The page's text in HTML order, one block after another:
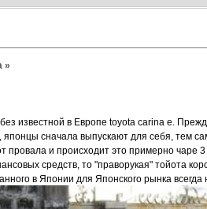
»
известной в Европе toyota carina e.
японцы сначала выпускают для себя, тем
и происходит это примерно чаре 3
средств, то "праворукая" тойота
в Японии для Японского рынка